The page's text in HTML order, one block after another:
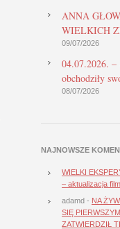
ANNA
WIELKICH
09/07/2026
04.07.2026. –
obchodziły
08/07/2026
NAJNOWSZE
WIELKI
– aktualizacja
adamd - NA
SIĘ
ZATWIERDZIŁ